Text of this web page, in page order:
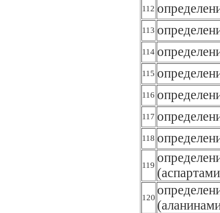
112
113
114
115
116
117
118
119
120